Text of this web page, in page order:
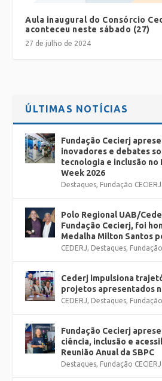
Aula inaugural do Consórcio
aconteceu neste sábado (27)
27 de julho de 2024
ÚLTIMAS NOTÍCIAS
Fundação Cecierj
inovadores e debates
tecnologia e inclusão no
Week 2026
Destaques, Fundação CECIERJ
Polo Regional UAB/
Fundação Cecierj, foi
Medalha Milton Santos
CEDERJ, Destaques,
Cederj impulsiona
projetos apresentados
CEDERJ, Destaques,
Fundação Cecierj
ciência, inclusão e
Reunião Anual da SBPC
Destaques, Fundação CECIERJ